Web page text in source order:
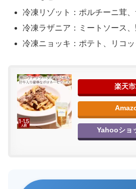
冷凍リゾット：ポルチーニ茸
冷凍ラザニア：ミートソース
冷凍ニョッキ：ポテト、リコ
楽天
Yahooショ